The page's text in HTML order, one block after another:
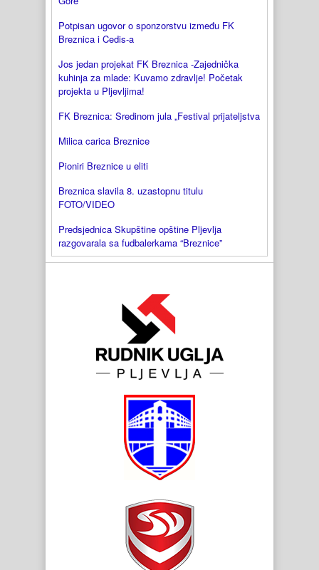
Potpisan ugovor o sponzorstvu između FK
Breznica i Cedis-a
Jos jedan projekat FK Breznica -Zajednička
kuhinja za mlade: Kuvamo zdravlje! Početak
projekta u Pljevljima!
FK Breznica: Sredinom jula „Festival prijateljstva
Milica carica Breznice
Pioniri Breznice u eliti
Breznica slavila 8. uzastopnu titulu
FOTO/VIDEO
Predsjednica Skupštine opštine Pljevlja
razgovarala sa fudbalerkama “Breznice”